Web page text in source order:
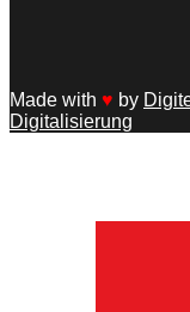
Made with ♥ by
Digitalisierung